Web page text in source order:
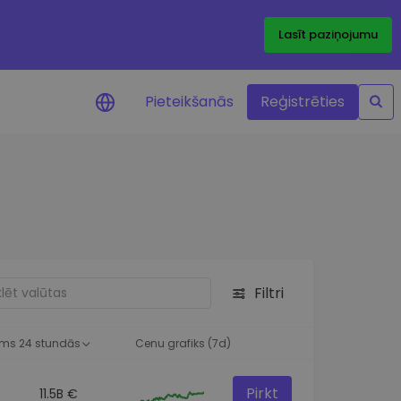
Lasīt paziņojumu
Pieteikšanās Reģistrēties
Filtri
24 stundās Cenu grafiks (7d)
11.5B € Pirkt